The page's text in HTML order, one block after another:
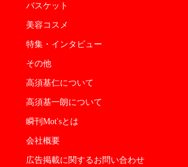
バスケット
美容コスメ
特集・インタビュー
その他
高須基仁について
高須基一朗について
瞬刊Mot'sとは
会社概要
広告掲載に関するお問い合わせ